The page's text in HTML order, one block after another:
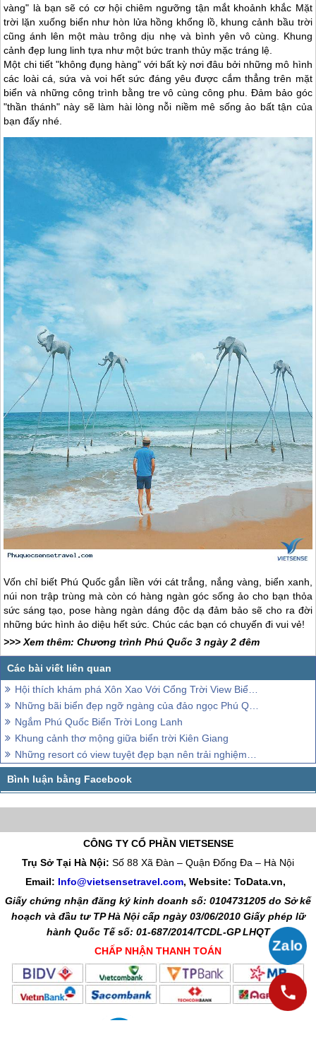
vàng" là bạn sẽ có cơ hội chiêm ngưỡng tận mắt khoảnh khắc Mặt
trời lặn xuống biển như hòn lửa hồng khổng lồ, khung cảnh bầu trời
cũng ánh lên một màu trông dịu nhẹ và bình yên vô cùng. Khung
cảnh đẹp lung linh tựa như một bức tranh thủy mặc tráng lệ.
Một chi tiết "không đụng hàng" với bất kỳ nơi đâu bởi những mô hình
các loài cá, sứa và voi hết sức đáng yêu được cắm thẳng trên mặt
biển và những công trình bằng tre vô cùng công phu. Đảm bảo góc
"thần thánh" này sẽ làm hài lòng nỗi niềm mê sống ảo bất tận của
bạn đấy nhé.
Vốn chỉ biết Phú Quốcgắn liền với cát trắng, nắng vàng, biển xanh,
núi non trập trùng mà còn có hàng ngàn góc sống ảo cho bạn thỏa
sức sáng tạo, pose hàng ngàn dáng độc dạ đảm bảo sẽ cho ra đời
những bức hình ảo diệu hết sức. Chúc các bạn có chuyến đi vui vẻ!
>>> Xem thêm: Chương trìnhPhú Quốc 3 ngày 2 đêm
Hội thích khám phá Xôn Xao Với Cổng Trời View Biển Mới Lạ Cực Hot Ở Phú Quốc
Những bãi biển đẹp ngỡ ngàng của đảo ngọc Phú Quốc
Ngắm Phú Quốc Biển Trời Long Lanh
Khung cảnh thơ mộng giữa biển trời Kiên Giang
Những resort có view tuyệt đẹp bạn nên trải nghiệm ngay
CÔNG TY CỔ PHẦN VIETSENSE
Trụ Sở Tại Hà Nội: Số 88 Xã Đàn – Quận Đống Đa – Hà Nội
Email: Info@vietsensetravel.com, Website: ToData.vn,
Giấy chứng nhận đăng ký kinh doanh số: 0104731205 do Sở kế
hoạch và đầu tư TP Hà Nội cấp ngày 03/06/2010 Giấy phép lữ
hành Quốc Tế số: 01-687/2014/TCDL-GP LHQT
CHẤP NHẬN THANH TOÁN